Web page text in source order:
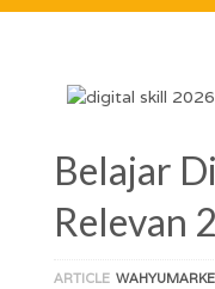
Belajar
Relevan
ARTICLE